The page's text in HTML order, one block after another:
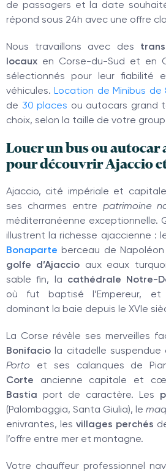
de passagers et la date
répond sous 24h avec une offre
Nous travaillons avec des
locaux en Corse-du-Sud et en
sélectionnés pour leur fiabilité
véhicules.Location de Minibus de
de 30 places ou autocars grand
choix, selon la taille de votre
Louer un bus ou autocar
pour découvrir Ajaccio
Ajaccio, cité impériale et
ses charmes entre patrimoine
méditerranéenne exceptionnelle.
illustrent la richesse ajaccienne :
Bonaparte berceau de
golfe d’Ajaccio aux eaux
sable fin, la cathédrale Notre-
où fut baptisé l’Empereur,
dominant la baie depuis le XVIe
La Corse révèle ses merveilles
Bonifacio la citadelle suspendue
Porto et ses calanques de
Corte ancienne capitale et
Bastia port de caractère. Les
(Palombaggia, Santa Giulia), le
enivrantes, les villages perchés
l’offre entre mer et montagne.
Votre chauffeur professionnel